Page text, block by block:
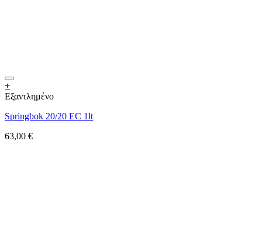
+
Εξαντλημένο
Springbok 20/20 EC 1lt
63,00 €